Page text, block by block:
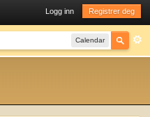
Logg inn Registrer deg
Calendar